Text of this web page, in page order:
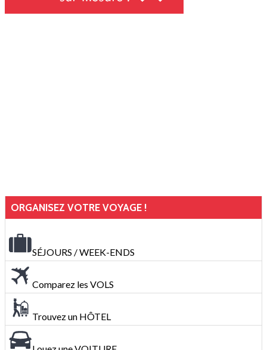
ORGANISEZ VOTRE VOYAGE !
SÉJOURS / WEEK-ENDS
Comparez les VOLS
Trouvez un HÔTEL